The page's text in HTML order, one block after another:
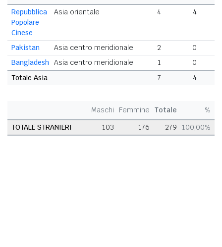
Repubblica
Popolare
Cinese
Asia orientale 4 4
Pakistan Asia centro meridionale 2 0
Bangladesh
Asia centro meridionale 1 0
Totale Asia
7 4
Maschi Femmine Totale
%
TOTALE STRANIERI
103 176 279 100,00%